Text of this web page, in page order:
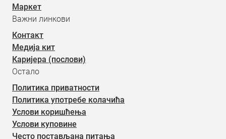
Маркет
Важни линкови
Контакт
Медија кит
Каријера (послови)
Остало
Политика приватности
Политика употребе колачића
Услови коришћења
Услови куповине
Често постављана питања